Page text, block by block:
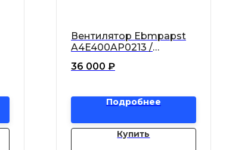
Вентилятор Ebmpapst
A4E400AP0213 /
36 000 ₽
Подробнее
Купить